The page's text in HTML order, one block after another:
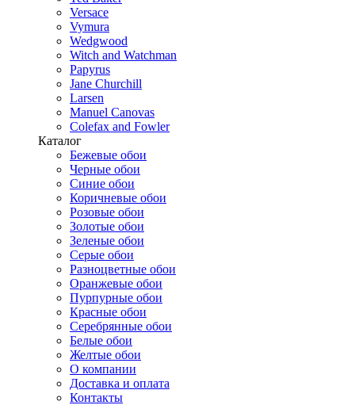
Versace
Vymura
Wedgwood
Witch and Watchman
Papyrus
Jane Churchill
Larsen
Manuel Canovas
Colefax and Fowler
Каталог
Бежевые обои
Черные обои
Синие обои
Коричневые обои
Розовые обои
Золотые обои
Зеленые обои
Серые обои
Разноцветные обои
Оранжевые обои
Пурпурные обои
Красные обои
Серебрянные обои
Белые обои
Желтые обои
О компании
Доставка и оплата
Контакты